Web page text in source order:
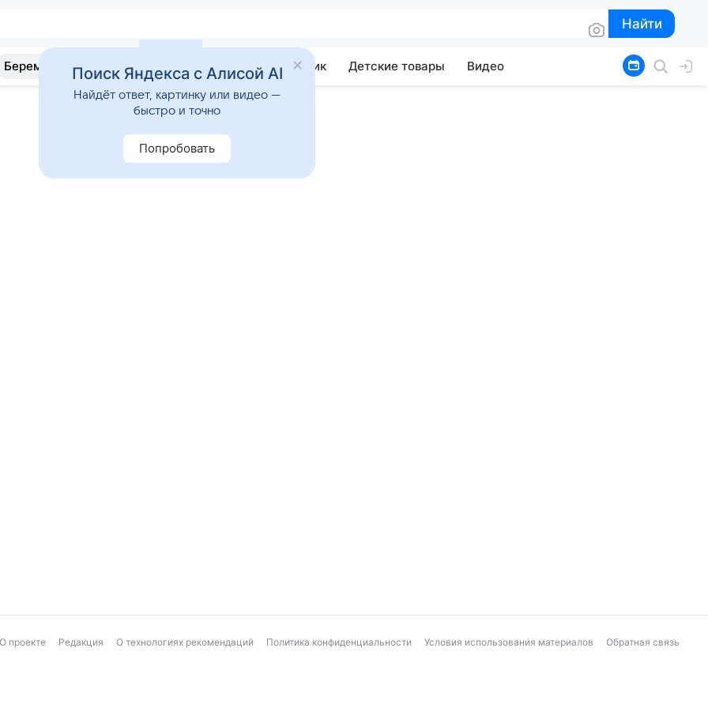
Найти
Найти
Беременность Развитие Почемучка Учебник Детские товары Видео
О проекте Редакция О технологиях рекомендаций Политика конфиденциальности Условия использования материалов Обратная связь
Поиск Яндекса с Алисой AI
Найдёт ответ, картинку или видео —
быстро и точно
Попробовать